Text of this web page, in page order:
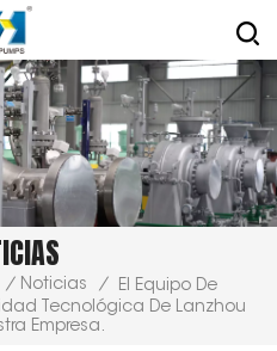
/ Noticias /
El Equipo De
Tecnológica De Lanzhou
Empresa.